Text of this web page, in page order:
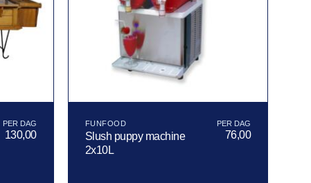
130,00
FUNFOOD
Slush puppy machine
2x10L
76,00